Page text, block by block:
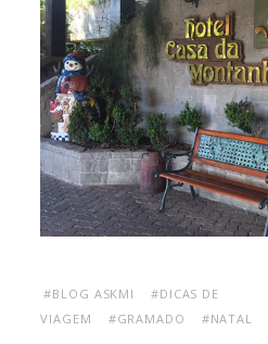
#BLOG ASKMI
#DICAS DE
VIAGEM
#GRAMADO #NATAL